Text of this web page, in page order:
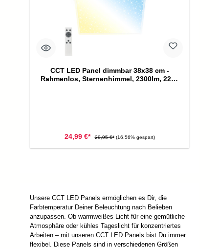
CCT LED Panel dimmbar 38x38 cm -
Rahmenlos, Sternenhimmel, 2300lm, 22W,
24,99 €* 29,95 €* (16.56% gespart)
Unsere CCT LED Panels ermöglichen es Dir, die
Farbtemperatur Deiner Beleuchtung nach Belieben
anzupassen. Ob warmweißes Licht für eine gemütliche
Atmosphäre oder kühles Tageslicht für konzentriertes
Arbeiten – mit unseren CCT LED Panels bist Du immer
flexibel. Diese Panels sind in verschiedenen Größen